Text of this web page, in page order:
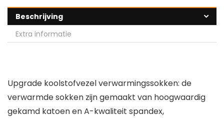
Beschrijving
Extra informatie
Upgrade koolstofvezel verwarmingssokken: de
verwarmde sokken zijn gemaakt van hoogwaardig
gekamd katoen en A-kwaliteit spandex,